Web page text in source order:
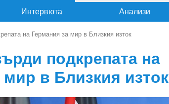
Интервюта Анализи
на Германия за мир в Близкия изток
подкрепата на
в Близкия изток